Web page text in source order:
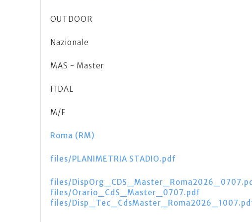
OUTDOOR
Nazionale
MAS - Master
FIDAL
M/F
Roma (RM)
files/PLANIMETRIA STADIO.pdf
files/
files/Orario_CdS_Master_0707.pdf
files/